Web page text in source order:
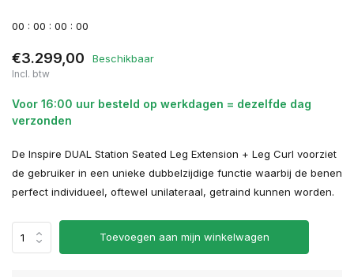
00 : 00 : 00 : 00
€3.299,00 Beschikbaar
Incl. btw
Voor 16:00 uur besteld op werkdagen = dezelfde dag
verzonden
De Inspire DUAL Station Seated Leg Extension + Leg Curl voorziet
de gebruiker in een unieke dubbelzijdige functie waarbij de benen
perfect individueel, oftewel unilateraal, getraind kunnen worden.
Toevoegen aan mijn winkelwagen